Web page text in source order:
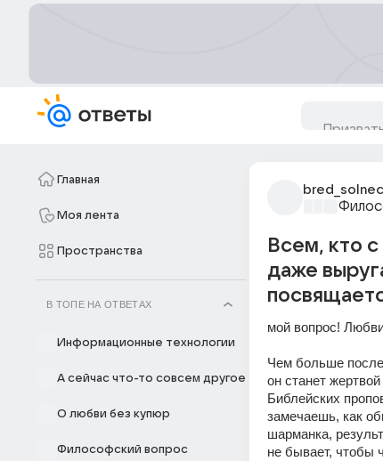
Главная
Моя лента
Пространства
В ТОПЕ НА ОТВЕТАХ
Информационные технологии
А сейчас что-то совсем другое
О любви без купюр
Философский вопрос
Всем, кто
даже
мой вопрос!
Чем больше
он станет
Библейских
замечаешь, как
шарманка,
не бывает, чтобы